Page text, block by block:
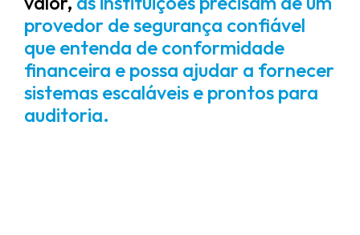
provedor de segurança confiável
que entenda de conformidade
financeira e possa ajudar a fornecer
sistemas escaláveis ​​e prontos para
auditoria.